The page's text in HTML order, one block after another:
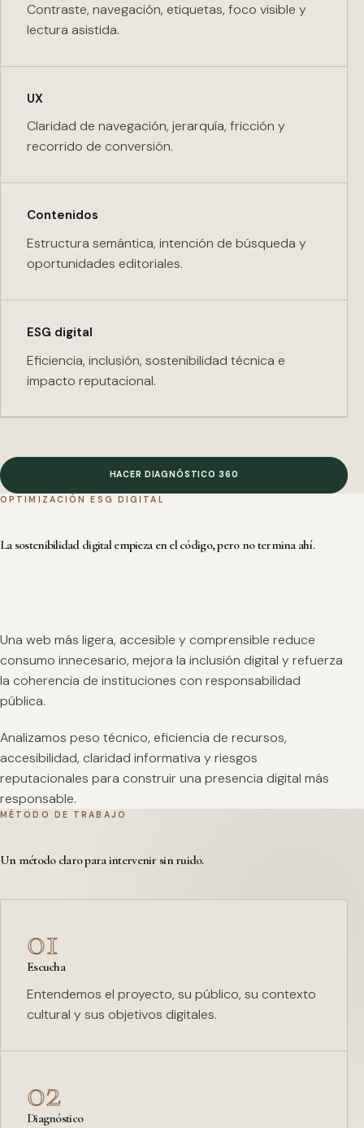
Contraste, navegación, etiquetas, foco visible y
lectura asistida.
UX
Claridad de navegación, jerarquía, fricción y
recorrido de conversión.
Contenidos
Estructura semántica, intención de búsqueda y
oportunidades editoriales.
ESG digital
Eficiencia, inclusión, sostenibilidad técnica e
impacto reputacional.
HACER DIAGNÓSTICO 360
OPTIMIZACIÓN ESG DIGITAL
La sostenibilidad digital empieza en el código, pero no termina ahí.
Una web más ligera, accesible y comprensible reduce
consumo innecesario, mejora la inclusión digital y refuerza
la coherencia de instituciones con responsabilidad
pública.
Analizamos peso técnico, eficiencia de recursos,
accesibilidad, claridad informativa y riesgos
reputacionales para construir una presencia digital más
responsable.
MÉTODO DE TRABAJO
Un método claro para intervenir sin ruido.
01
Escucha
Entendemos el proyecto, su público, su contexto
cultural y sus objetivos digitales.
02
Diagnóstico